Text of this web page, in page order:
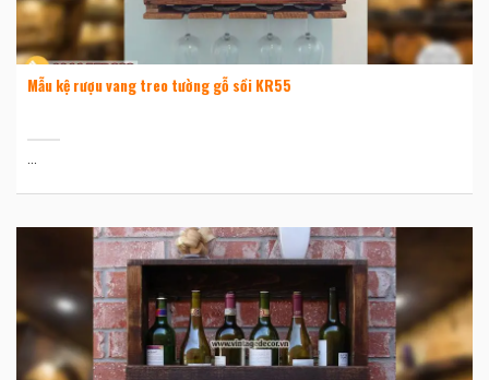
Mẫu kệ rượu vang treo tường gỗ sồi KR55
...